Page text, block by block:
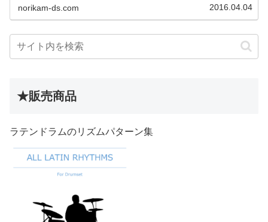
norikam-ds.com 2016.04.04
★販売商品
ラテンドラムのリズムパターン集